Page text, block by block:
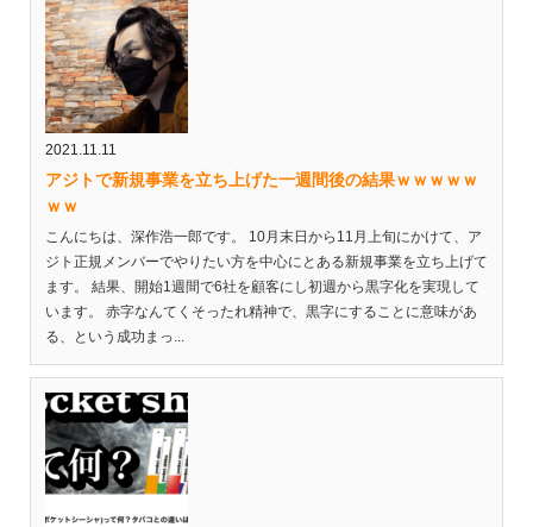
2021.11.11
アジトで新規事業を立ち上げた一週間後の結果ｗｗｗｗｗ
ｗｗ
こんにちは、深作浩一郎です。 10月末日から11月上旬にかけて、ア
ジト正規メンバーでやりたい方を中心にとある新規事業を立ち上げて
ます。 結果、開始1週間で6社を顧客にし初週から黒字化を実現して
います。 赤字なんてくそったれ精神で、黒字にすることに意味があ
る、という成功まっ...